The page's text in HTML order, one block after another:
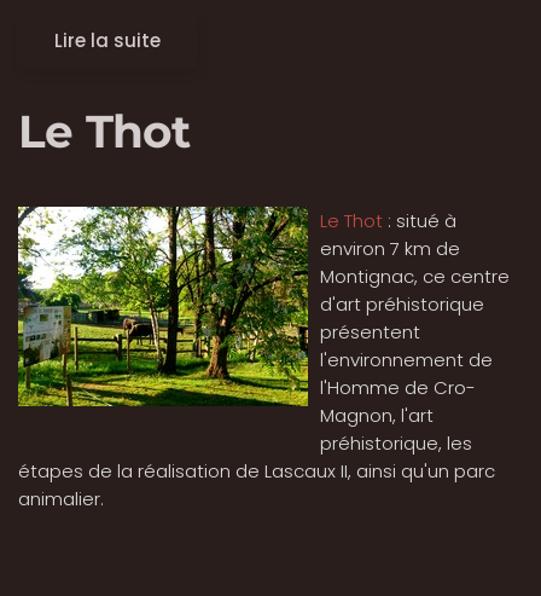
Lire la suite
Le Thot
Le Thot : situé à
environ 7 km de
Montignac, ce centre
d'art préhistorique
présentent
l'environnement de
l'Homme de Cro-
Magnon, l'art
préhistorique, les
étapes de la réalisation de Lascaux II, ainsi qu'un parc
animalier.